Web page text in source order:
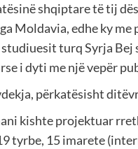
shqiptare të tij
Moldavia, edhe ky me
turq Syrja Bej
i dyti me një vepër
përkatësisht
kishte projektuar
tyrbe, 15 imarete